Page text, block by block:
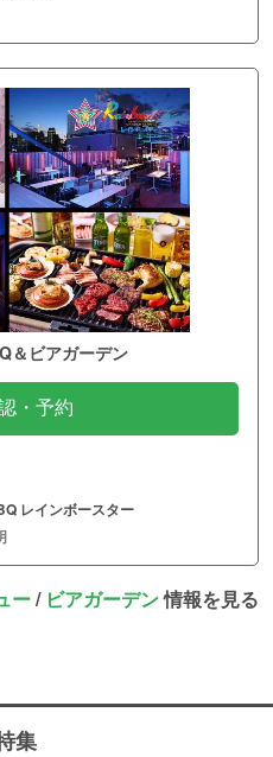
＆ビアガーデン
・予約
レインボースター
ー/ ビアガーデン情報を見る
集